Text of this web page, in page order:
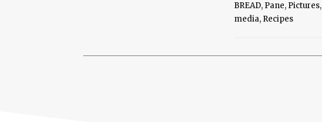
BREAD, Pane, Pictures,
media, Recipes